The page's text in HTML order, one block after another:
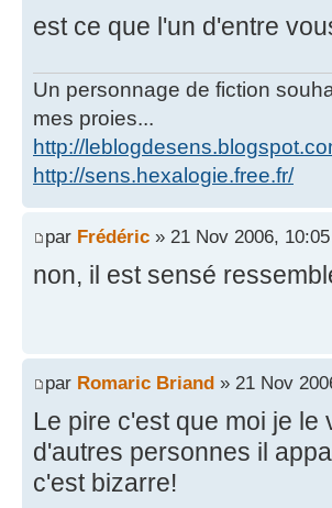
est ce que l'un d'entre
Un personnage de fiction
mes proies...
http://
http://sens.hexalogie.free.fr/
par Frédéric » 21 Nov 2006, 10:05
non, il est sensé
par Romaric Briand » 21 Nov
Le pire c'est que moi je
d'autres personnes il
c'est bizarre!